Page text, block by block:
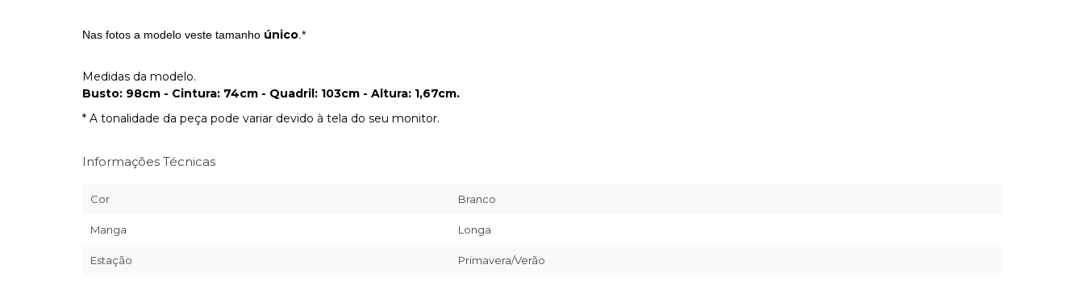
Nas fotos a modelo veste tamanho único .*
Medidas da modelo.
Busto: 98cm - Cintura: 74cm - Quadril: 103cm - Altura: 1,67cm.
* A tonalidade da peça pode variar devido à tela do seu monitor.
Informações Técnicas
Cor Branco
Manga Longa
Estação Primavera/Verão